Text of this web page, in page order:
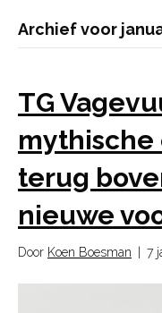
Archief voor
TG
mythische
terug
nieuwe
Door Koen Boesman 7